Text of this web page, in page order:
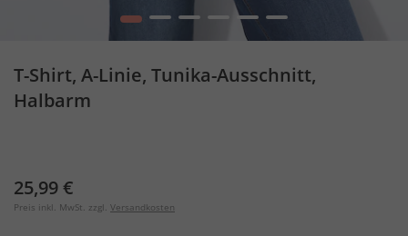
1 2 3 4 5 6
T-Shirt, A-Linie, Tunika-Ausschnitt,
Halbarm
25,99 €
Preis inkl. MwSt. zzgl. Versandkosten